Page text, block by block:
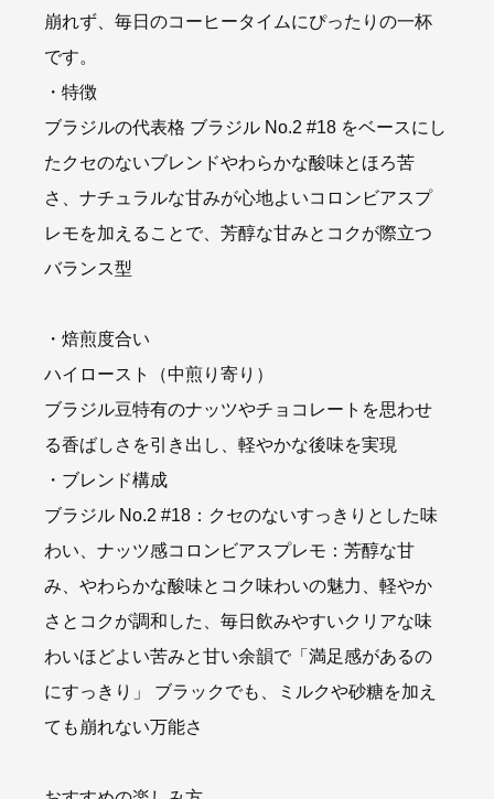
崩れず、毎日のコーヒータイムにぴったりの一杯
です。
・特徴
ブラジルの代表格 ブラジル No.2 #18 をベースにし
たクセのないブレンドやわらかな酸味とほろ苦
さ、ナチュラルな甘みが心地よいコロンビアスプ
レモを加えることで、芳醇な甘みとコクが際立つ
バランス型
・焙煎度合い
ハイロースト（中煎り寄り）
ブラジル豆特有のナッツやチョコレートを思わせ
る香ばしさを引き出し、軽やかな後味を実現
・ブレンド構成
ブラジル No.2 #18：クセのないすっきりとした味
わい、ナッツ感コロンビアスプレモ：芳醇な甘
み、やわらかな酸味とコク味わいの魅力、軽やか
さとコクが調和した、毎日飲みやすいクリアな味
わいほどよい苦みと甘い余韻で「満足感があるの
にすっきり」 ブラックでも、ミルクや砂糖を加え
ても崩れない万能さ